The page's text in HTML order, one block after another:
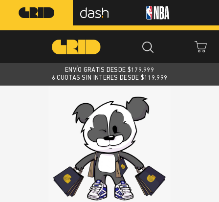
ENVÍO GRATIS DESDE $179.999
6 CUOTAS SIN INTERES DESDE $119.999